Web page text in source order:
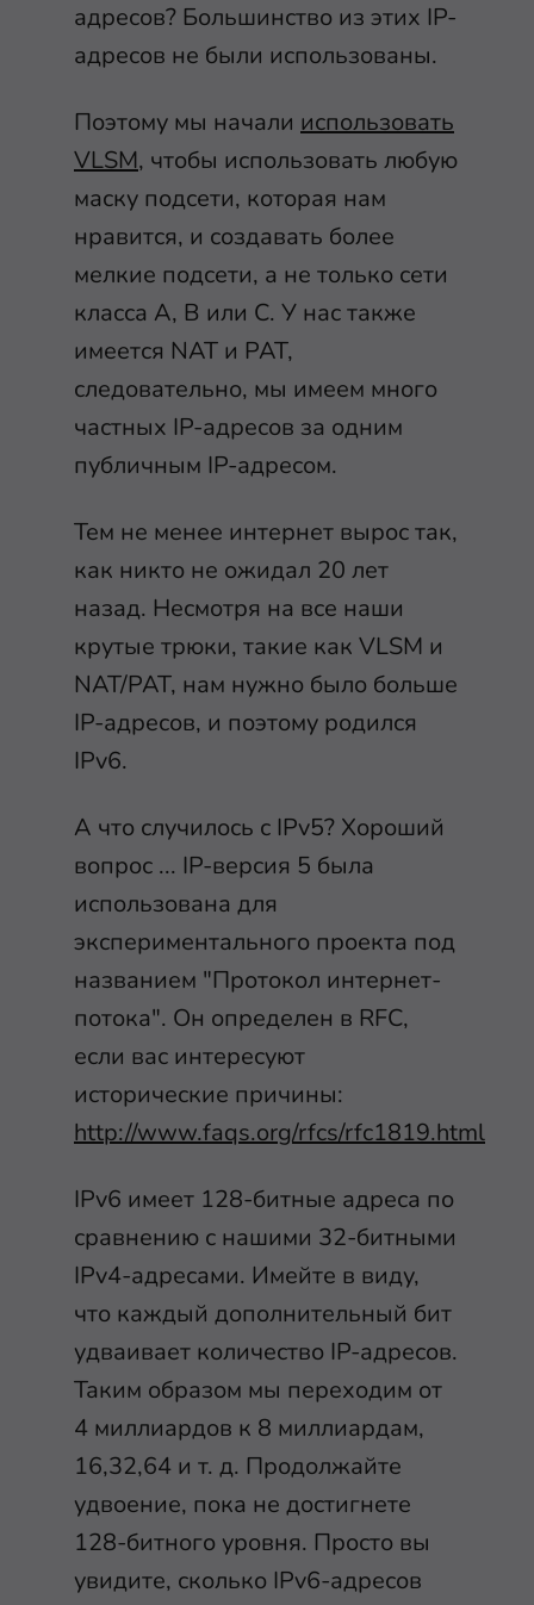
адресов? Большинство из этих IP-
адресов не были использованы.
Поэтому мы начали использовать
VLSM, чтобы использовать любую
маску подсети, которая нам
нравится, и создавать более
мелкие подсети, а не только сети
класса A, B или C. У нас также
имеется NAT и PAT,
следовательно, мы имеем много
частных IP-адресов за одним
публичным IP-адресом.
Тем не менее интернет вырос так,
как никто не ожидал 20 лет
назад. Несмотря на все наши
крутые трюки, такие как VLSM и
NAT/PAT, нам нужно было больше
IP-адресов, и поэтому родился
IPv6.
А что случилось с IPv5? Хороший
вопрос ... IP-версия 5 была
использована для
экспериментального проекта под
названием "Протокол интернет-
потока". Он определен в RFC,
если вас интересуют
исторические причины:
http://www.faqs.org/rfcs/rfc1819.html
IPv6 имеет 128-битные адреса по
сравнению с нашими 32-битными
IPv4-адресами. Имейте в виду,
что каждый дополнительный бит
удваивает количество IP-адресов.
Таким образом мы переходим от
4 миллиардов к 8 миллиардам,
16,32,64 и т. д. Продолжайте
удвоение, пока не достигнете
128-битного уровня. Просто вы
увидите, сколько IPv6-адресов